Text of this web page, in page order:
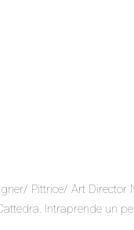
Pittrice/ Art
Intraprende un